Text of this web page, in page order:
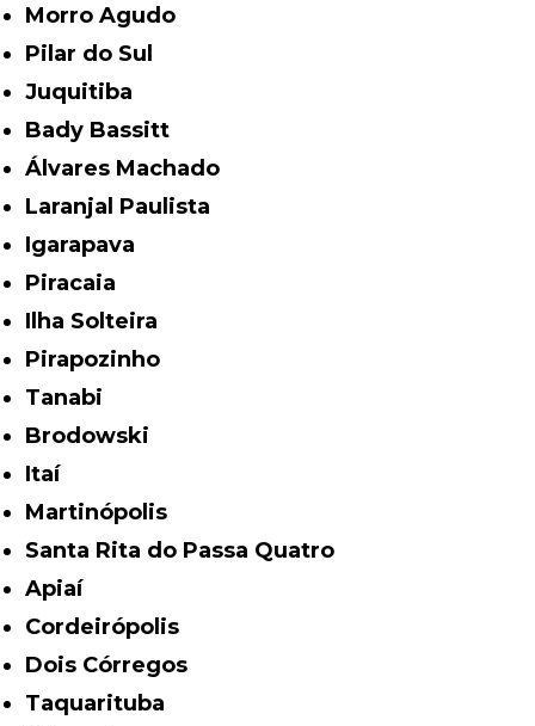
Morro Agudo
Pilar do Sul
Juquitiba
Bady Bassitt
Álvares Machado
Laranjal Paulista
Igarapava
Piracaia
Ilha Solteira
Pirapozinho
Tanabi
Brodowski
Itaí
Martinópolis
Santa Rita do Passa Quatro
Apiaí
Cordeirópolis
Dois Córregos
Taquarituba